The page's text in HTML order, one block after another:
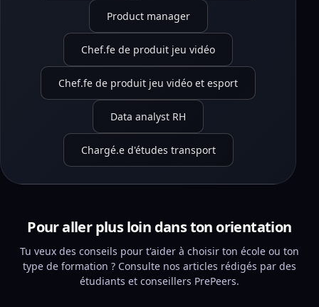
Product manager
Chef.fe de produit jeu vidéo
Chef.fe de produit jeu vidéo et esport
Data analyst RH
Chargé.e d'études transport
Pour aller plus loin dans ton orientation
Tu veux des conseils pour t'aider à choisir ton école ou ton
type de formation ? Consulte nos articles rédigés par des
étudiants et conseillers PrePeers.